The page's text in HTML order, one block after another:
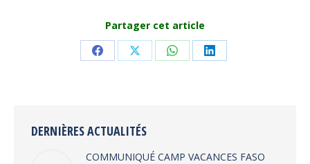
Partager cet article
Share Share Share Share
DERNIÈRES ACTUALITÉS
COMMUNIQUÉ CAMP VACANCES FASO